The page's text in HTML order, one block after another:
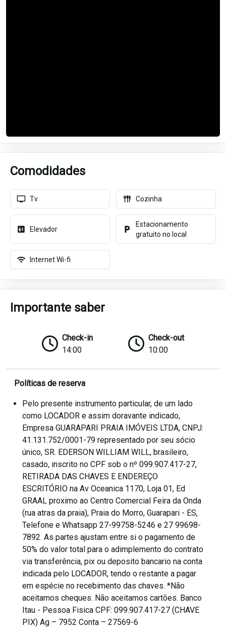
Comodidades
Tv Cozinha
Elevador
Estacionamento
gratuito no local
Internet Wi-fi
Importante saber
Check-in
14:00
Check-out
10:00
Políticas de reserva
Pelo presente instrumento particular, de um lado
como LOCADOR e assim doravante indicado,
Empresa GUARAPARI PRAIA IMÓVEIS LTDA, CNPJ:
41.131.752/0001-79 representado por seu sócio
único, SR. EDERSON WILLIAM WILL, brasileiro,
casado, inscrito no CPF sob o nº 099.907.417-27,
RETIRADA DAS CHAVES E ENDEREÇO
ESCRITÓRIO na Av Oceanica 1170, Loja 01, Ed
GRAAL proximo ao Centro Comercial Feira da Onda
(rua atras da praia), Praia do Morro, Guarapari - ES,
Telefone e Whatsapp 27-99758-5246 e 27 99698-
7892. As partes ajustam entre si o pagamento de
50% do valor total para o adimplemento do contrato
via transferência, pix ou deposito bancario na conta
indicada pelo LOCADOR, tendo o restante a pagar
em espécie no recebimento das chaves. *Não
aceitamos cheques. Não aceitamos cartões. Banco
Itau - Pessoa Fisica CPF: 099.907.417-27 (CHAVE
PIX) Ag – 7952 Conta – 27569-6